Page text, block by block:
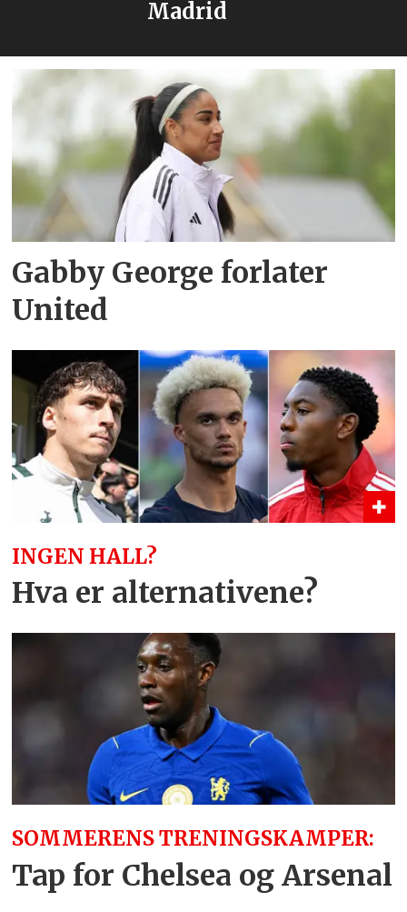
Gabby George forlater
United
INGEN HALL?
Hva er alternativene?
SOMMERENS TRENINGSKAMPER:
Tap for Chelsea og Arsenal